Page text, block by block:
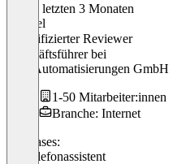
In den letzten 3 Monaten
Manuel
Verifizierter Reviewer
Geschäftsführerbei
MW Automatisierungen GmbH
1-50 Mitarbeiter:innen
Branche: Internet
Use cases:
KI-Telefonassistent